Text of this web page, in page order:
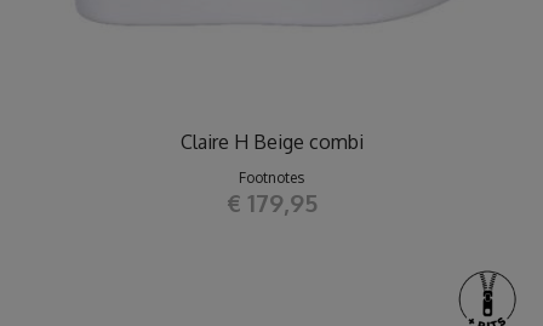
Claire H Beige combi
Footnotes
€ 179,95